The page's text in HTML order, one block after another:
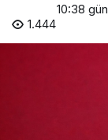
10:38
1.444